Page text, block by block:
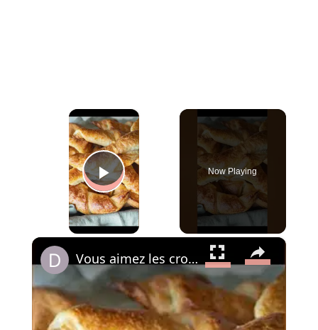
×
Play Video
Now Playing
×
Vous aimez les croissants ? 🥐 On vous montre comment les réussir !